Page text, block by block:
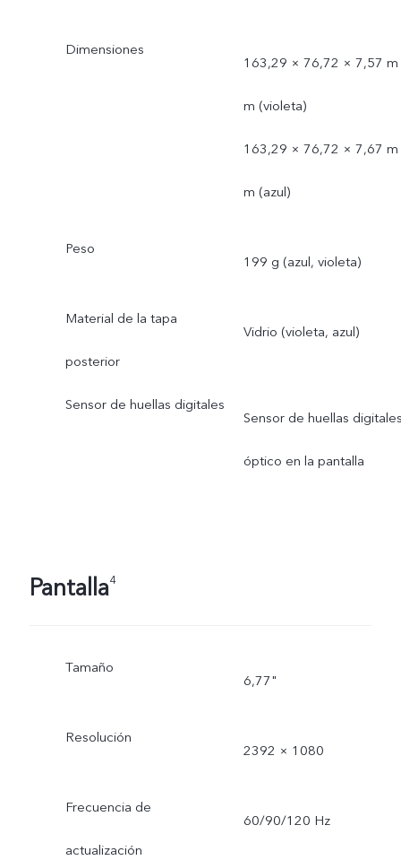
Dimensiones
163,29 × 76,72 × 7,57 m
m (violeta)
163,29 × 76,72 × 7,67 m
m (azul)
Peso
199 g (azul, violeta)
Material de la tapa
posterior
Vidrio (violeta, azul)
Sensor de huellas digitales
Sensor de huellas
óptico en la pantalla
Pantalla4
Tamaño
6,77"
Resolución
2392 × 1080
Frecuencia de
actualización
60/90/120 Hz